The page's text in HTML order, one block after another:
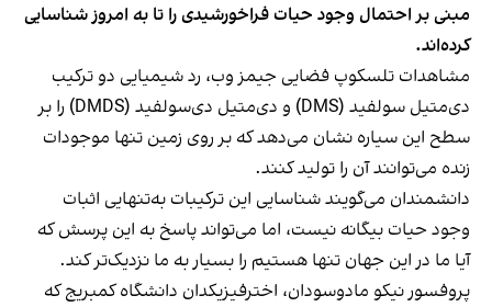
مبنی بر احتمال وجود حیات فراخورشیدی را تا به امروز شناسایی
کرده‌اند.
مشاهدات تلسکوپ فضایی جیمز وب، رد شیمیایی دو ترکیب
دی‌متیل سولفید (DMS) و دی‌متیل دی‌سولفید (DMDS) را بر
سطح این سیاره نشان می‌دهد که بر روی زمین تنها موجودات
زنده می‌توانند آن را تولید کنند.
دانشمندان می‌گویند شناسایی این ترکیبات به‌تنهایی اثبات
وجود حیات بیگانه نیست، اما می‌تواند پاسخ به این پرسش که
آیا ما در این جهان تنها هستیم را بسیار به ما نزدیک‌تر کند.
پروفسور نیکو مادوسودان، اخترفیزیکدان دانشگاه کمبریج که